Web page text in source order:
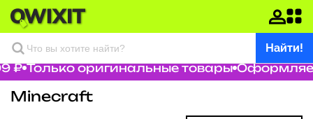
Найти!
₽ Только оригинальные товары
Minecraft